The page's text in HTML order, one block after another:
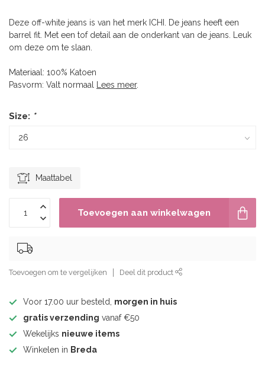
Deze off-white jeans is van het merk ICHI. De jeans heeft een
barrel fit. Met een tof detail aan de onderkant van de jeans. Leuk
om deze om te slaan.
Materiaal: 100% Katoen
Pasvorm: Valt normaal
Lees meer.
Size: *
Maattabel
Toevoegen aan winkelwagen
Toevoegen om te vergelijken Deel dit product
Voor 17.00 uur besteld, morgen in huis
gratis verzending vanaf €50
Wekelijks nieuwe items
Winkelen in Breda